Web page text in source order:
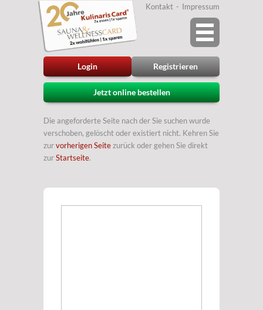
Login Registrieren
Kontakt Impressum
Jetzt online bestellen
Die angeforderte Seite nach der Sie suchen wurde
verschoben, gelöscht oder existiert nicht. Kehren Sie
zurvorherigen Seitezurück oder gehen Sie direkt
zurStartseite.